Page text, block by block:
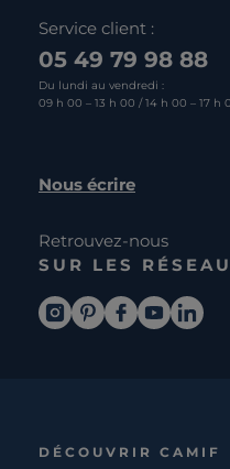
Service client :
05 49 79 98 88
Du lundi au vendredi :
09 h 00 – 13 h 00 / 14 h 00 – 17 h
Nous écrire
Retrouvez-nous
SUR LES
DÉCOUVRIR CAMIF